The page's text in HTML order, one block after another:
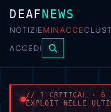
DEAFNEWS
NOTIZIEMINACCE
ACCEDI
// 1 CRITICAL · 6
EXPLOIT NELLE